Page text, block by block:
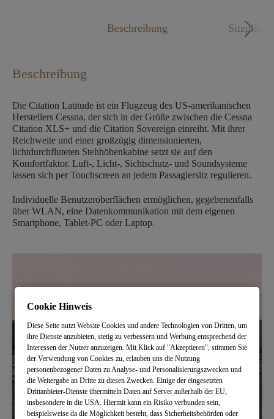
Beschreibung Sitzplätze
Beschreibung
Die Citation Latitude ist ein Flugzeug des US-amerikanischen
Herstellers Cessna, der sich in der Größe zwischen die Cessna
Citation XLS+ und die Citation Sovereign einreiht. Mit ihrer
Reichweite und einer großzügig dimensionierten,
lichtdurchfluteten Stehhöhenkabine setzt sie auf den
Komfortfaktor. Luft-, Licht-, Sichtschutz- und Soundsysteme
lassen sich per Touchscreen an jedem Passagiersitz regulieren.
Individuelle Benutzeroberflächen ermöglichen, gegebenenfalls
über WLAN, eine Datenkommunikation mit dem eigenen
Smartphone, Tablet-PC oder Laptop.
Cookie Hinweis
Diese Seite nutzt Website Cookies und andere Technologien von Dritten, um
ihre Dienste anzubieten, stetig zu verbessern und Werbung entsprechend der
Interessen der Nutzer anzuzeigen. Mit Klick auf "Akzeptieren", stimmen Sie
der Verwendung von Cookies zu, erlauben uns die Nutzung
personenbezogener Daten zu Analyse- und Personalisierungszwecken und
die Weitergabe an Dritte zu diesen Zwecken. Einige der eingesetzten
Drittanbieter-Dienste übermitteln Daten auf Server außerhalb der EU,
insbesondere in die USA. Hiermit kann ein Risiko verbunden sein,
beispielsweise da die Möglichkeit besteht, dass Sicherheitsbehörden oder